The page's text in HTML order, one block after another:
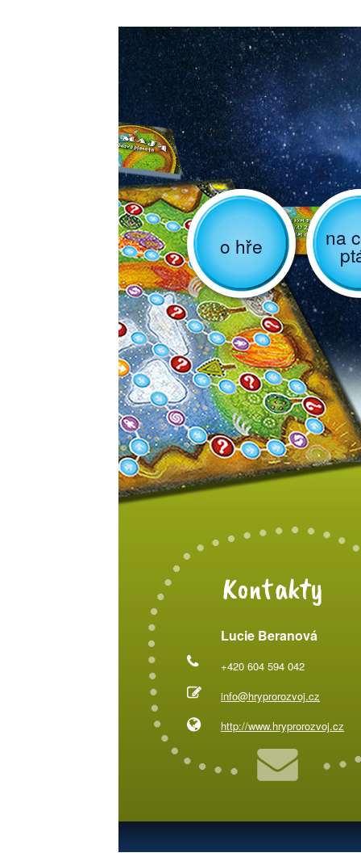
o hře na
Kontakty
Lucie Beranová
+420 604 594 042
info@hryprorozvoj.cz
http://www.hryprorozvoj.cz